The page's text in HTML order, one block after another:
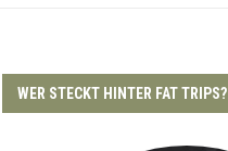
WER STECKT HINTER FAT TRIPS?